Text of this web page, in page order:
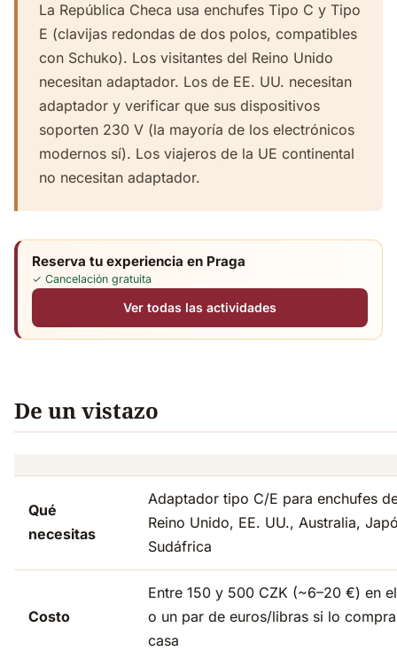
La República Checa usa enchufes Tipo C y Tipo
E (clavijas redondas de dos polos, compatibles
con Schuko). Los visitantes del Reino Unido
necesitan adaptador. Los de EE. UU. necesitan
adaptador y verificar que sus dispositivos
soporten 230 V (la mayoría de los electrónicos
modernos sí). Los viajeros de la UE continental
no necesitan adaptador.
Reserva tu experiencia en Praga
✓ Cancelación gratuita
Ver todas las actividades
De un vistazo
Qué
necesitas
Adaptador tipo C/E para enchufes
Reino Unido, EE. UU., Australia,
Sudáfrica
Costo
Entre 150 y 500 CZK (~6–20 €) en
o un par de euros/libras si lo
casa